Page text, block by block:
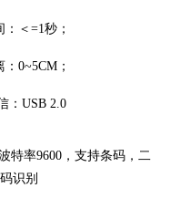
：＜ =1秒；
： 0~5CM ；
： USB 2.0
特率9600，支持条码，二
识别